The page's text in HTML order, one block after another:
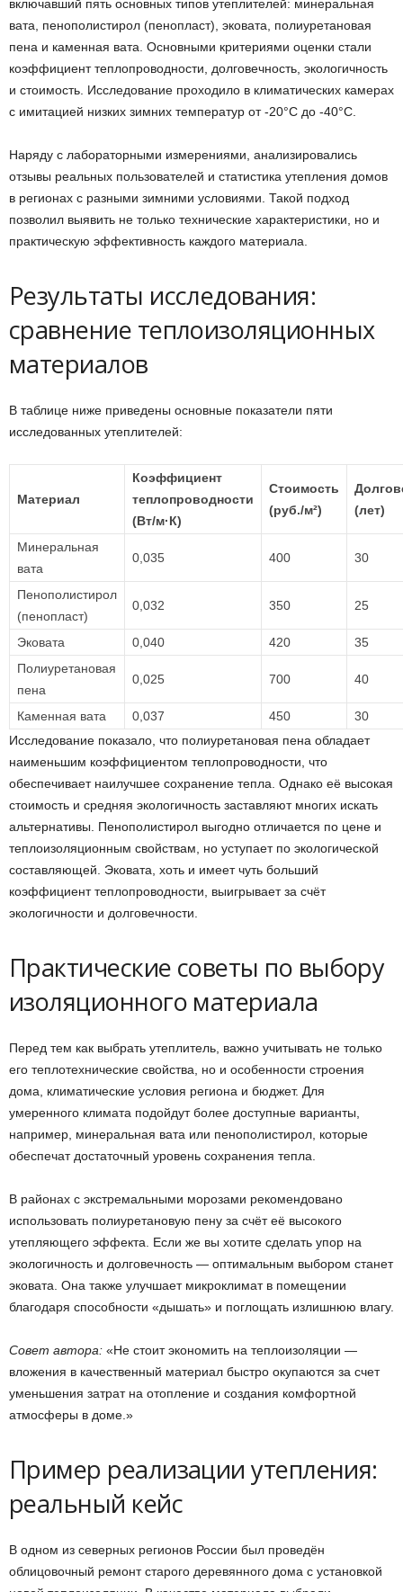
включавший пять основных типов утеплителей: минеральная
вата, пенополистирол (пенопласт), эковата, полиуретановая
пена и каменная вата. Основными критериями оценки стали
коэффициент теплопроводности, долговечность, экологичность
и стоимость. Исследование проходило в климатических камерах
с имитацией низких зимних температур от -20°C до -40°C.
Наряду с лабораторными измерениями, анализировались
отзывы реальных пользователей и статистика утепления домов
в регионах с разными зимними условиями. Такой подход
позволил выявить не только технические характеристики, но и
практическую эффективность каждого материала.
Результаты исследования:
сравнение теплоизоляционных
материалов
В таблице ниже приведены основные показатели пяти
исследованных утеплителей:
Материал
Коэффициент
теплопроводности
(Вт/м·К)
Стоимость
(руб./м²)
(лет)
Минеральная
вата
0,035 400 30
Пенополистирол
(пенопласт)
0,032 350 25
Эковата 0,040 420
35
Полиуретановая
пена
0,025 700 40
Каменная вата 0,037 450
30
Исследование показало, что полиуретановая пена обладает
наименьшим коэффициентом теплопроводности, что
обеспечивает наилучшее сохранение тепла. Однако её высокая
стоимость и средняя экологичность заставляют многих искать
альтернативы. Пенополистирол выгодно отличается по цене и
теплоизоляционным свойствам, но уступает по экологической
составляющей. Эковата, хоть и имеет чуть больший
коэффициент теплопроводности, выигрывает за счёт
экологичности и долговечности.
Практические советы по выбору
изоляционного материала
Перед тем как выбрать утеплитель, важно учитывать не только
его теплотехнические свойства, но и особенности строения
дома, климатические условия региона и бюджет. Для
умеренного климата подойдут более доступные варианты,
например, минеральная вата или пенополистирол, которые
обеспечат достаточный уровень сохранения тепла.
В районах с экстремальными морозами рекомендовано
использовать полиуретановую пену за счёт её высокого
утепляющего эффекта. Если же вы хотите сделать упор на
экологичность и долговечность — оптимальным выбором станет
эковата. Она также улучшает микроклимат в помещении
благодаря способности «дышать» и поглощать излишнюю влагу.
Совет автора: «Не стоит экономить на теплоизоляции —
вложения в качественный материал быстро окупаются за счет
уменьшения затрат на отопление и создания комфортной
атмосферы в доме.»
Пример реализации утепления:
реальный кейс
В одном из северных регионов России был проведён
облицовочный ремонт старого деревянного дома с установкой